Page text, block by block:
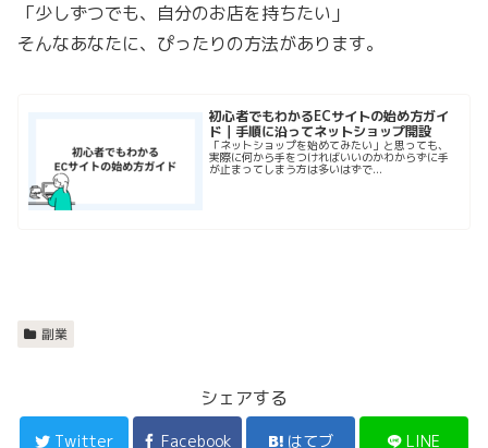
「少しずつでも、自分のお店を持ちたい」
そんなあなたに、ぴったりの方法があります。
初心者でもわかるECサイトの始め方ガイ
ド｜手順に沿ってネットショップ開設
「ネットショップを始めてみたい」と思っても、
実際に何から手をつければいいのかわからずに手
が止まってしまう方は多いはずで...
副業
シェアする
Twitter Facebook はてブ LINE